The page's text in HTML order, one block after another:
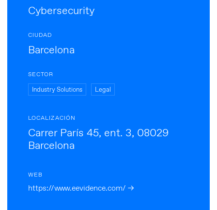
Cybersecurity
CIUDAD
Barcelona
SECTOR
Industry Solutions Legal
LOCALIZACIÓN
Carrer París 45, ent. 3, 08029
Barcelona
WEB
https://www.eevidence.com/ →